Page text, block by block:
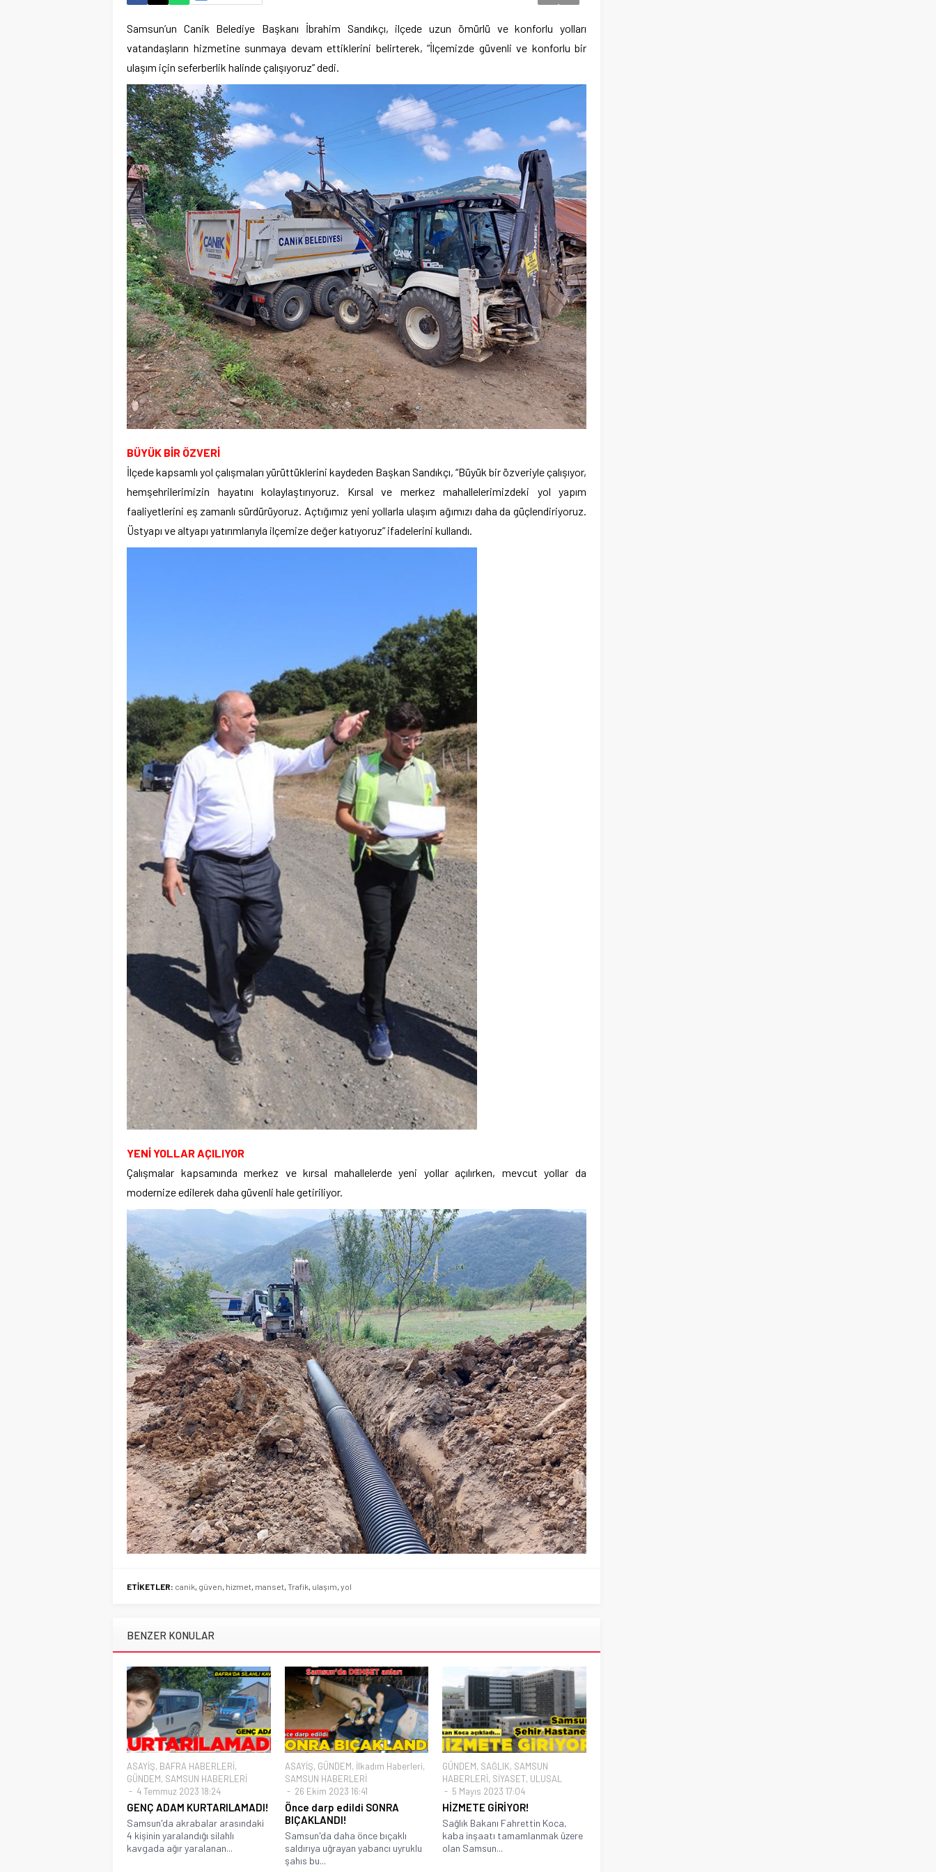
Samsun’un Canik Belediye Başkanı İbrahim Sandıkçı, ilçede uzun ömürlü ve konforlu yolları
vatandaşların hizmetine sunmaya devam ettiklerini belirterek, “İlçemizde güvenli ve konforlu bir
ulaşım için seferberlik halinde çalışıyoruz” dedi.
BÜYÜK BİR ÖZVERİ
İlçede kapsamlı yol çalışmaları yürüttüklerini kaydeden Başkan Sandıkçı, “Büyük bir özveriyle çalışıyor,
hemşehrilerimizin hayatını kolaylaştırıyoruz. Kırsal ve merkez mahallelerimizdeki yol yapım
faaliyetlerini eş zamanlı sürdürüyoruz. Açtığımız yeni yollarla ulaşım ağımızı daha da güçlendiriyoruz.
Üstyapı ve altyapı yatırımlarıyla ilçemize değer katıyoruz” ifadelerini kullandı.
YENİ YOLLAR AÇILIYOR
Çalışmalar kapsamında merkez ve kırsal mahallelerde yeni yollar açılırken, mevcut yollar da
modernize edilerek daha güvenli hale getiriliyor.
ETİKETLER: canik, güven, hizmet, manset, Trafik, ulaşım, yol
BENZER KONULAR
ASAYİŞ, BAFRA HABERLERİ,
GÜNDEM, SAMSUN HABERLERİ
4 Temmuz 2023 18:24
GENÇ ADAM KURTARILAMADI!
Samsun'da akrabalar arasındaki
4 kişinin yaralandığı silahlı
kavgada ağır yaralanan...
ASAYİŞ, GÜNDEM, İlkadım Haberleri,
SAMSUN HABERLERİ
26 Ekim 2023 16:41
Önce darp edildi SONRA
BIÇAKLANDI!
Samsun'da daha önce bıçaklı
saldırıya uğrayan yabancı uyruklu
şahıs bu...
GÜNDEM, SAĞLIK, SAMSUN
HABERLERİ, SİYASET, ULUSAL
5 Mayıs 2023 17:04
HİZMETE GİRİYOR!
Sağlık Bakanı Fahrettin Koca,
kaba inşaatı tamamlanmak üzere
olan Samsun...